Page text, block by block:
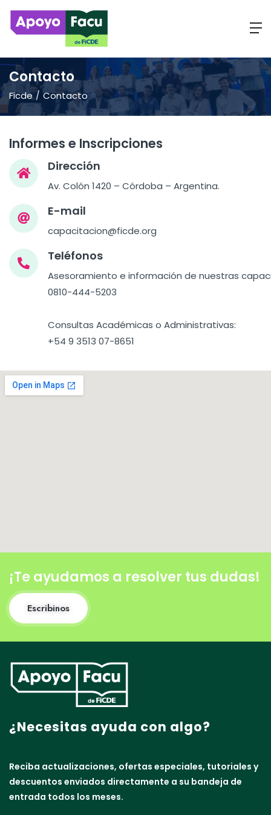
Contacto
Ficde Contacto
Informes e Inscripciones
Dirección
Av. Colón 1420 – Córdoba – Argentina.
E-mail
capacitacion@ficde.org
Teléfonos
Asesoramiento e información de nuestras
0810-444-5203
Consultas Académicas o Administrativas:
+54 9 3513 07-8651
¡Te ayudamos a resolver tus dudas!
Escribinos
¿Necesitas ayuda con algo?
Reciba actualizaciones, ofertas especiales, tutoriales y
descuentos enviados directamente a su bandeja de
entrada todos los meses.